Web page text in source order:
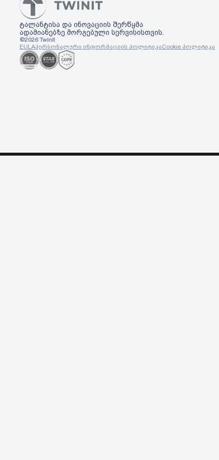
ტალანტისა და ინოვაციის შერწყმა
ადამიანებზე მორგებული სერვისისთვის.
©2026Twinit
EULAპერსონალური ინფორმაციის პოლიტიკაCookie პოლიტიკა